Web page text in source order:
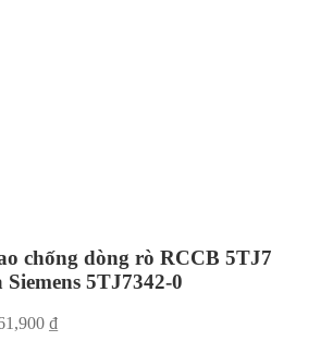
chống dòng rò RCCB 5TJ7
Siemens 5TJ7342-0
₫